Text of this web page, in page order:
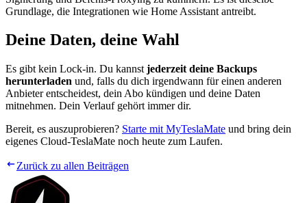
Grundlage, die Integrationen wie Home Assistant antreibt.
Deine Daten, deine Wahl
Es gibt kein Lock-in. Du kannst jederzeit deine Backups
herunterladen und, falls du dich irgendwann für einen anderen
Anbieter entscheidest, dein Abo kündigen und deine Daten
mitnehmen. Dein Verlauf gehört immer dir.
Bereit, es auszuprobieren? Starte mit MyTeslaMate und bring dein
eigenes Cloud-TeslaMate noch heute zum Laufen.
Zurück zu allen Beiträgen